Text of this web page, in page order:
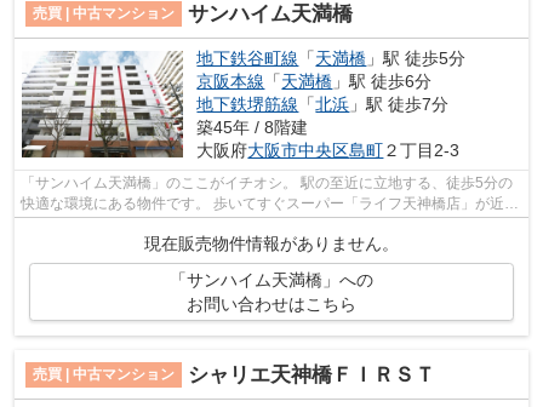
売買 | 中古マンション サンハイム天満橋
地下鉄谷町線 「天満橋 」駅 徒歩5分
京阪本線 「天満橋 」駅 徒歩6分
地下鉄堺筋線 「北浜 」駅 徒歩7分
築45年 / 8階建
大阪府大阪市中央区島町２丁目2-3
「サンハイム天満橋」のここがイチオシ。 駅の至近に立地する、徒歩5分の
快適な環境にある物件です。 歩いてすぐスーパー「ライフ天神橋店」が近い
現在販売物件情報がありません。
「サンハイム天満橋」への
お問い合わせはこちら
売買 | 中古マンション シャリエ天神橋ＦＩＲＳＴ